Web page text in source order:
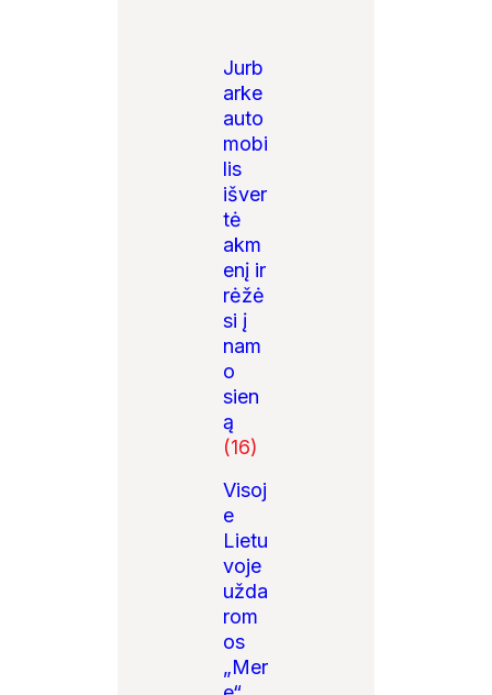
Jurb
arke
auto
mobi
lis
išver
tė
akm
enį ir
rėžė
si į
nam
o
sien
ą
(16)
Visoj
e
Lietu
voje
užda
rom
os
„Mer